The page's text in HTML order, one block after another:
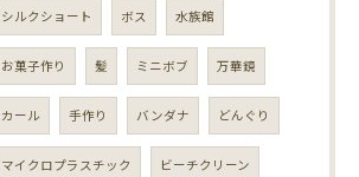
シルクショート ボス 水族館
お菓子作り 髪 ミニボブ 万華鏡
カール 手作り バンダナ どんぐり
マイクロプラスチック ビーチクリーン